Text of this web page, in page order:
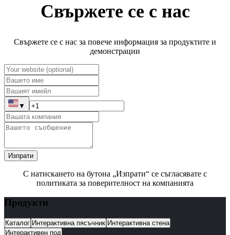
Свържете се с нас
Свържете се с нас за повече информация за продуктите и
демонстрации
▼
Изпрати
С натискането на бутона „Изпрати“ се съгласявате с
политиката за поверителност на компанията
Продукти
Каталог Интерактивна пясъчник Интерактивна стена
Интерактивен под